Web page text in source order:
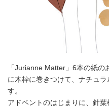
「Jurianne Matter」6本の紙
に木枠に巻きつけて、ナチュ
す。
アドベントのはじまりに、針